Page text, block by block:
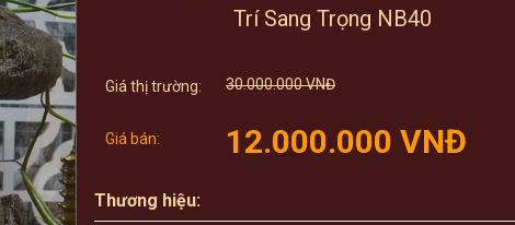
Trí Sang Trọng NB40
30.000.000VNĐOriginal
was:
30.000.000 VNĐ.
12.000.000VNĐ
Thương hiệu: